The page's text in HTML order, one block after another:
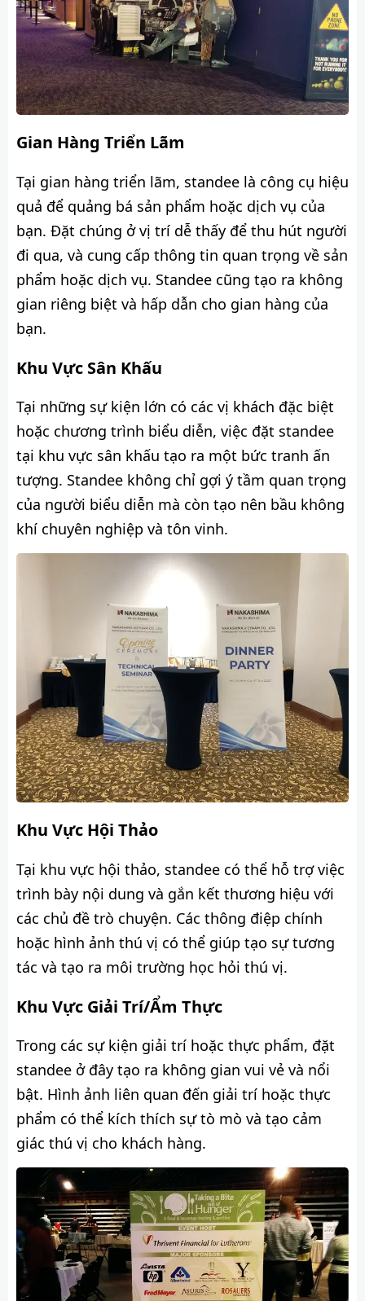
Gian Hàng Triển Lãm
Tại gian hàng triển lãm, standee là công cụ hiệu
quả để quảng bá sản phẩm hoặc dịch vụ của
bạn. Đặt chúng ở vị trí dễ thấy để thu hút người
đi qua, và cung cấp thông tin quan trọng về sản
phẩm hoặc dịch vụ. Standee cũng tạo ra không
gian riêng biệt và hấp dẫn cho gian hàng của
bạn.
Khu Vực Sân Khấu
Tại những sự kiện lớn có các vị khách đặc biệt
hoặc chương trình biểu diễn, việc đặt standee
tại khu vực sân khấu tạo ra một bức tranh ấn
tượng. Standee không chỉ gợi ý tầm quan trọng
của người biểu diễn mà còn tạo nên bầu không
khí chuyên nghiệp và tôn vinh.
Khu Vực Hội Thảo
Tại khu vực hội thảo, standee có thể hỗ trợ việc
trình bày nội dung và gắn kết thương hiệu với
các chủ đề trò chuyện. Các thông điệp chính
hoặc hình ảnh thú vị có thể giúp tạo sự tương
tác và tạo ra môi trường học hỏi thú vị.
Khu Vực Giải Trí/Ẩm Thực
Trong các sự kiện giải trí hoặc thực phẩm, đặt
standee ở đây tạo ra không gian vui vẻ và nổi
bật. Hình ảnh liên quan đến giải trí hoặc thực
phẩm có thể kích thích sự tò mò và tạo cảm
giác thú vị cho khách hàng.